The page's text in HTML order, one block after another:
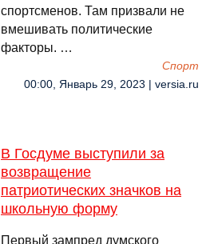
спортсменов. Там призвали не
вмешивать политические
факторы. …
Спорт
00:00, Январь 29, 2023 | versia.ru
В Госдуме выступили за
возвращение
патриотических значков на
школьную форму
Первый зампред думского